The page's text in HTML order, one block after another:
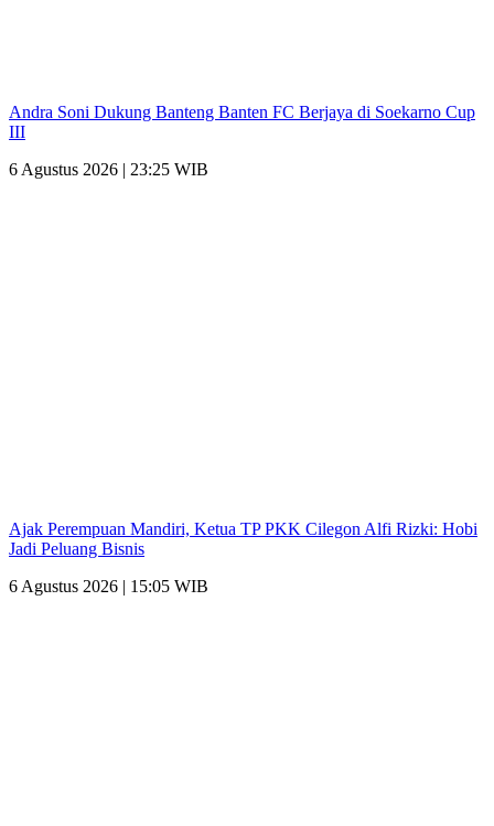
Andra Soni Dukung Banteng Banten FC Berjaya di Soekarno Cup
III
6 Agustus 2026 | 23:25 WIB
Ajak Perempuan Mandiri, Ketua TP PKK Cilegon Alfi Rizki: Hobi
Jadi Peluang Bisnis
6 Agustus 2026 | 15:05 WIB